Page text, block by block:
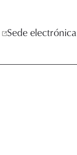
Sede electrónica